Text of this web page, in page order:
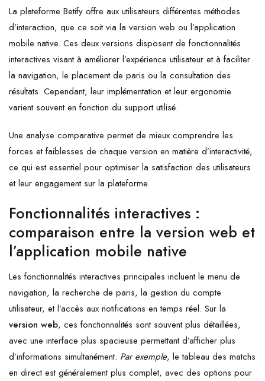
La plateforme Betify offre aux utilisateurs différentes méthodes
d’interaction, que ce soit via la version web ou l’application
mobile native. Ces deux versions disposent de fonctionnalités
interactives visant à améliorer l’expérience utilisateur et à faciliter
la navigation, le placement de paris ou la consultation des
résultats. Cependant, leur implémentation et leur ergonomie
varient souvent en fonction du support utilisé.
Une analyse comparative permet de mieux comprendre les
forces et faiblesses de chaque version en matière d’interactivité,
ce qui est essentiel pour optimiser la satisfaction des utilisateurs
et leur engagement sur la plateforme.
Fonctionnalités interactives :
comparaison entre la version web et
l’application mobile native
Les fonctionnalités interactives principales incluent le menu de
navigation, la recherche de paris, la gestion du compte
utilisateur, et l’accès aux notifications en temps réel. Sur la
version web, ces fonctionnalités sont souvent plus détaillées,
avec une interface plus spacieuse permettant d’afficher plus
d’informations simultanément. Par exemple, le tableau des matchs
en direct est généralement plus complet, avec des options pour